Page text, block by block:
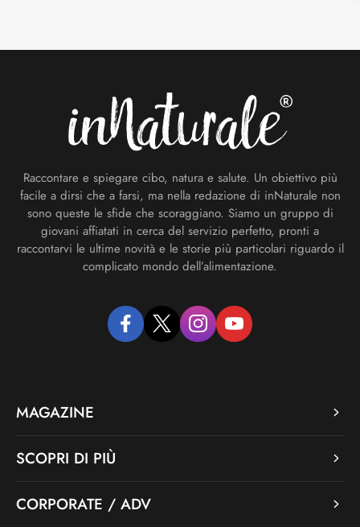
Raccontare e spiegare cibo, natura e salute. Un obiettivo più
facile a dirsi che a farsi, ma nella redazione di inNaturale non
sono queste le sfide che scoraggiano. Siamo un gruppo di
giovani affiatati in cerca del servizio perfetto, pronti a
raccontarvi le ultime novità e le storie più particolari riguardo il
complicato mondo dell’alimentazione.
facebooktwitter instagramyoutube
MAGAZINE
SCOPRI DI PIÙ
CORPORATE / ADV